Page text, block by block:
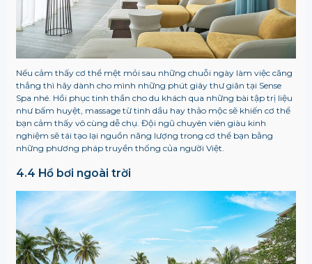
Nếu cảm thấy cơ thể mệt mỏi sau những chuỗi ngày làm việc căng
thẳng thì hãy dành cho mình những phút giây thư giãn tại Sense
Spa nhé. Hồi phục tinh thần cho du khách qua những bài tập trị liệu
như bấm huyệt, massage từ tinh dầu hay thảo mộc sẽ khiến cơ thể
bạn cảm thấy vô cùng dễ chụ. Đội ngũ chuyên viên giàu kinh
nghiệm sẽ tái tạo lại nguồn năng lượng trong cơ thể bạn bằng
những phương pháp truyền thống của người Việt.
4.4 Hồ bơi ngoài trời